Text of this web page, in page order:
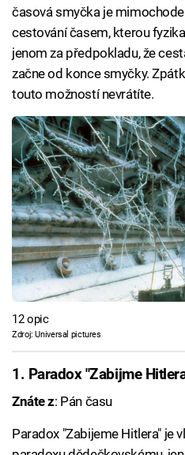
časová smyčka je
cestování časem, kterou
jenom za předpokladu, že
začne od konce smyčky.
touto možností nevrátíte.
12 opic
Zdroj: Universal pictures
1. Paradox "Zabijme
Znáte z: Pán času
Paradox "Zabijeme Hitlera" je